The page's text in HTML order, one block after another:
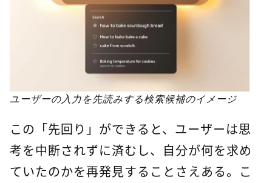
ユーザーの入力を先読みする検索候補のイメージ
この「先回り」ができると、ユーザーは思
考を中断されずに済むし、自分が何を求め
ていたのかを再発見することさえある。こ